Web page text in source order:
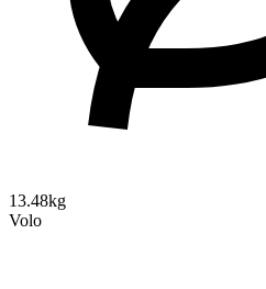
13.48kg
Volo